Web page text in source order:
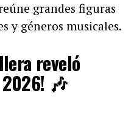
grandes figuras
y géneros musicales.
reveló
🎶